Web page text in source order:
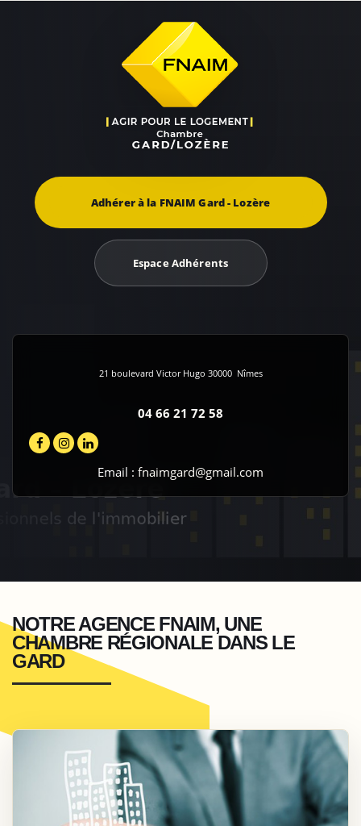
Adhérer à la FNAIM Gard - Lozère
Espace Adhérents
21 boulevard Victor Hugo 30000 Nîmes
04 66 21 72 58
Email : fnaimgard@gmail.com
NOTRE AGENCE FNAIM, UNE
CHAMBRE RÉGIONALE DANS LE
GARD